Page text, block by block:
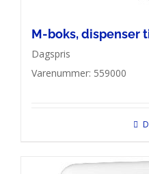
M-boks, dispenser
Dagspris
Varenummer: 559000